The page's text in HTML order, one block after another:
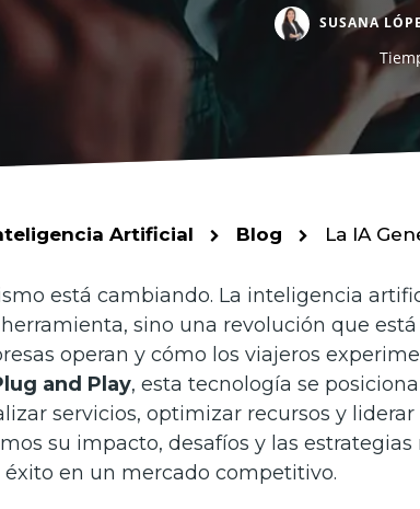
SUSANA
Artificial Blog La IA
está cambiando. La inteligencia
sino una revolución que
operan y cómo los viajeros
and Play, esta tecnología se
servicios, optimizar recursos y
su impacto, desafíos y las estrategias
en un mercado competitivo.